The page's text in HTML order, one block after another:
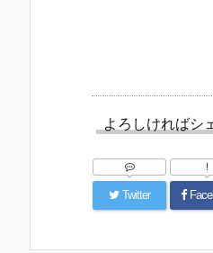
よろしければシ
Twitter
!